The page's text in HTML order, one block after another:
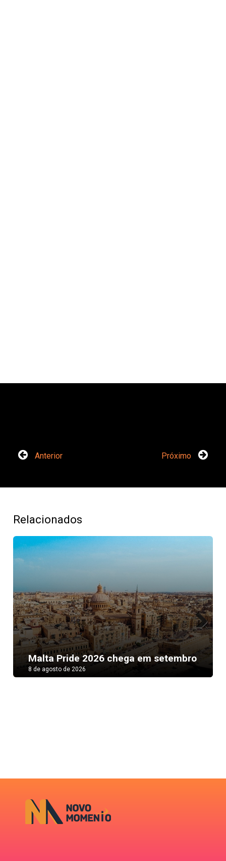
Anterior Próximo
Relacionados
Malta Pride 2026 chega em setembro
8 de agosto de 2026
Next